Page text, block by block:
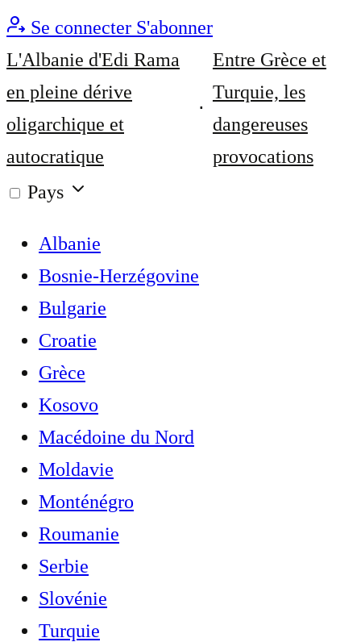
Se connecter S'abonner
L'Albanie d'Edi Rama
en pleine dérive
oligarchique et
autocratique
Entre Grèce et
Turquie, les
dangereuses
provocations
Pays
Albanie
Bosnie-Herzégovine
Bulgarie
Croatie
Grèce
Kosovo
Macédoine du Nord
Moldavie
Monténégro
Roumanie
Serbie
Slovénie
Turquie